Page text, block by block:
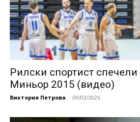
Рилски спортист
Миньор 2015 (видео)
Виктория Петрова - 09/03/2026